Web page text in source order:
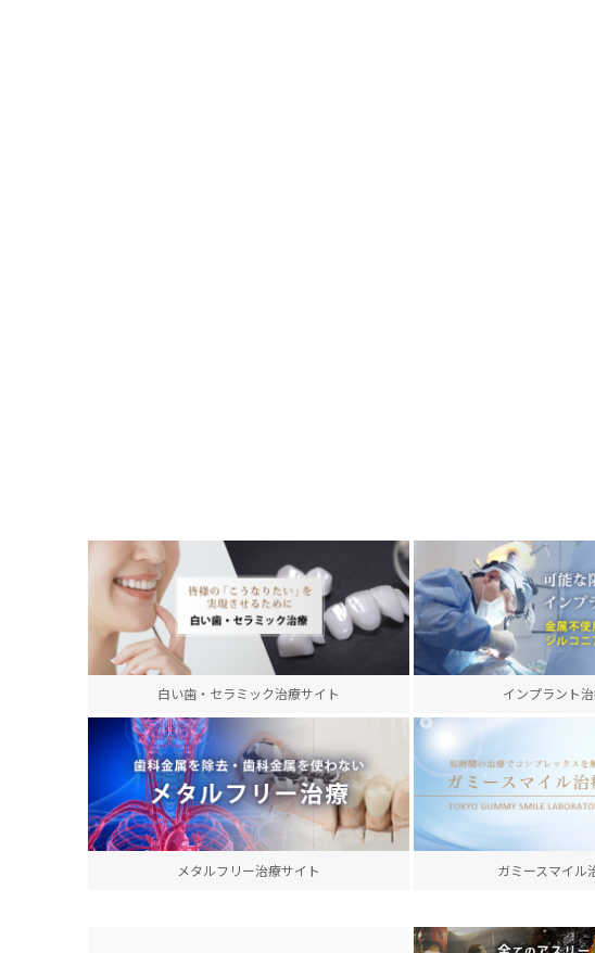
白い歯・セラミック治療サイト インプラント
メタルフリー治療サイト ガミースマイル